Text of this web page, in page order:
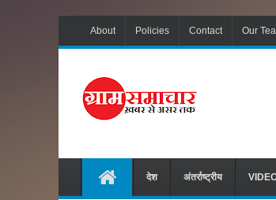
About Policies Contact Our
देश अंतर्राष्ट्रीय